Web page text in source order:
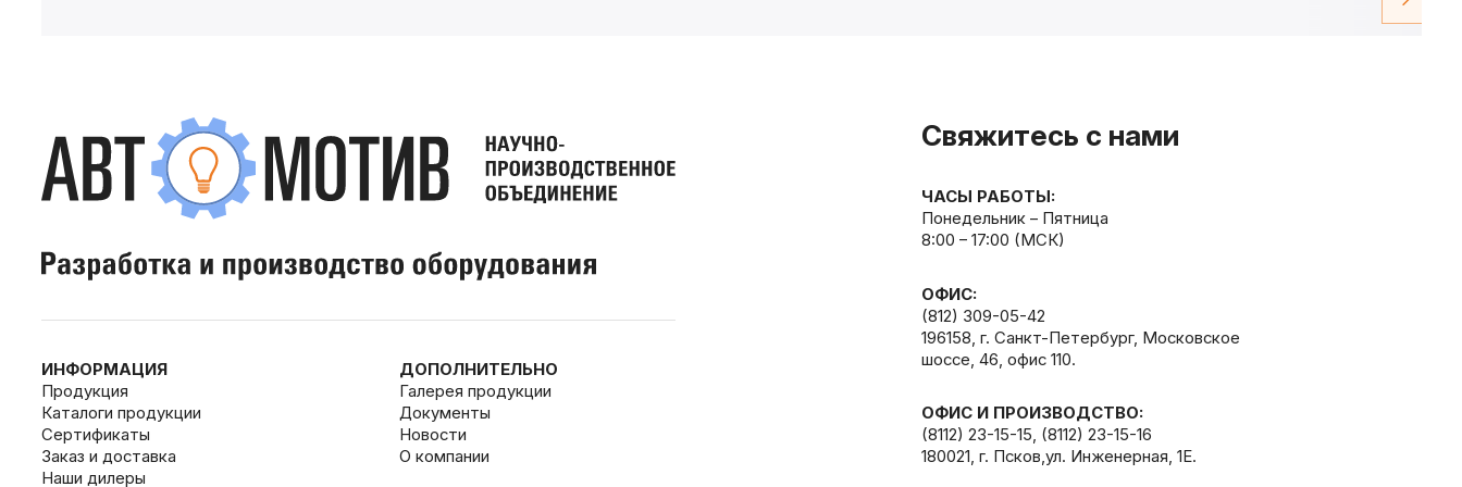
ИНФОРМАЦИЯ
Продукция
Каталоги продукции
Сертификаты
Заказ и доставка
Наши дилеры
ДОПОЛНИТЕЛЬНО
Галерея продукции
Документы
Новости
О компании
Свяжитесь с нами
ЧАСЫ РАБОТЫ:
Понедельник – Пятница
8:00 – 17:00 (МСК)
ОФИС:
(812) 309-05-42
196158, г. Санкт-Петербург, Московское
шоссе, 46, офис 110.
ОФИС И ПРОИЗВОДСТВО:
(8112) 23-15-15, (8112) 23-15-16
180021, г. Псков,ул. Инженерная, 1Е.